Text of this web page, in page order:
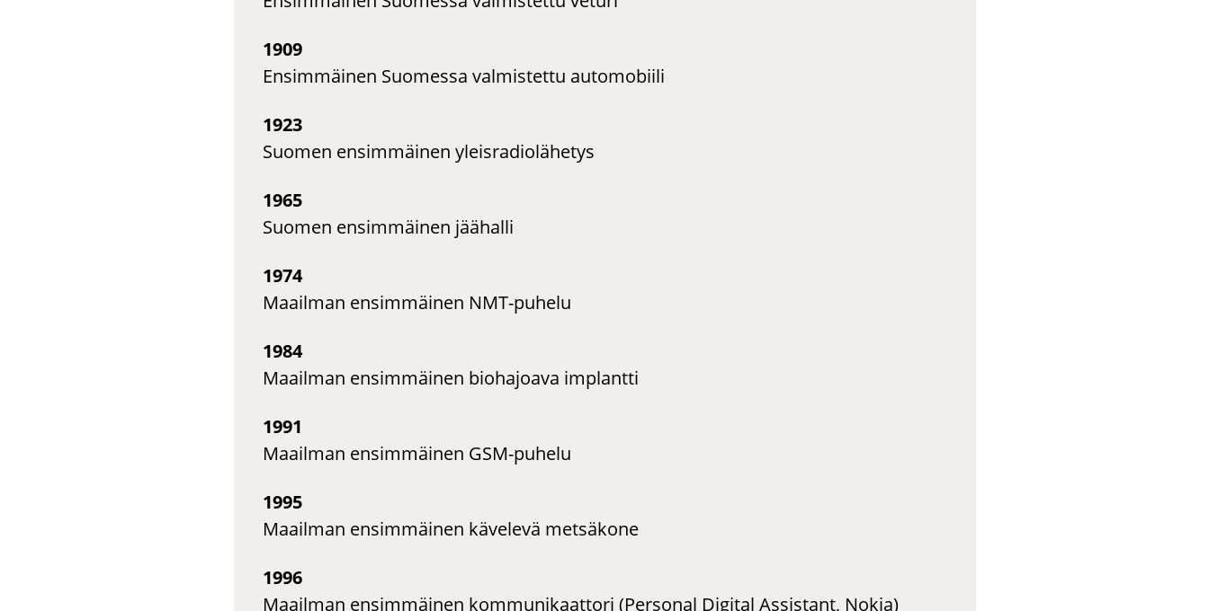
1909
Ensimmäinen Suomessa valmistettu automobiili
1923
Suomen ensimmäinen yleisradiolähetys
1965
Suomen ensimmäinen jäähalli
1974
Maailman ensimmäinen NMT-puhelu
1984
Maailman ensimmäinen biohajoava implantti
1991
Maailman ensimmäinen GSM-puhelu
1995
Maailman ensimmäinen kävelevä metsäkone
1996
Maailman ensimmäinen kommunikaattori (Personal Digital Assistant, Nokia)